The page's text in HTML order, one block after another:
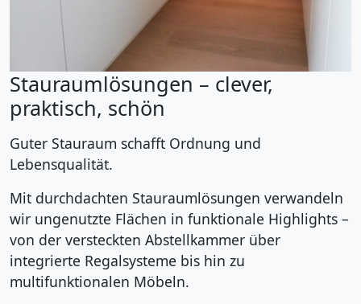
Stauraumlösungen – clever,
praktisch, schön
Guter Stauraum schafft Ordnung und
Lebensqualität.
Mit durchdachten Stauraumlösungen verwandeln
wir ungenutzte Flächen in funktionale Highlights –
von der versteckten Abstellkammer über
integrierte Regalsysteme bis hin zu
multifunktionalen Möbeln.